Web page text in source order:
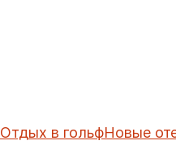
Отдых в гольфНовые